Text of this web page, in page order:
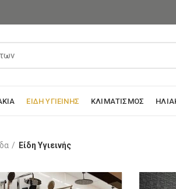
ΕΊΔΗ ΥΓΙΕΙΝΉΣ ΚΛΙΜΑΤΙΣΜΌΣ
Είδη Υγιεινής